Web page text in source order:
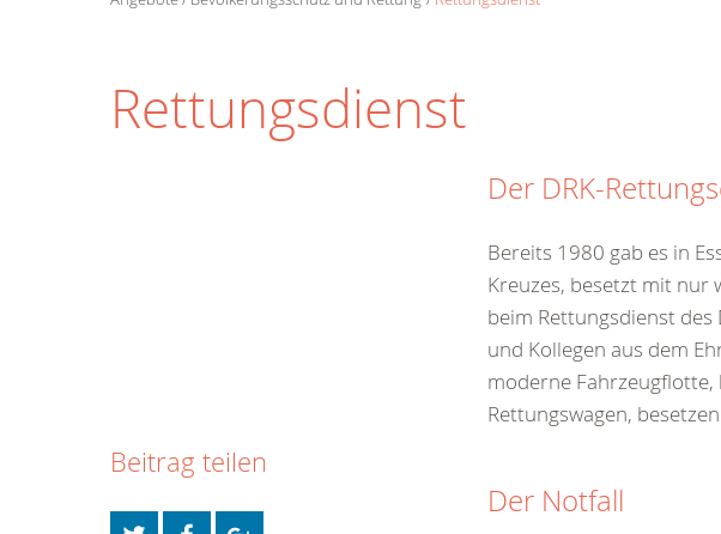
Rettungsdienst
Der DRK-
Bereits 1980 gab es in
Kreuzes, besetzt mit nur
beim Rettungsdienst des
und Kollegen aus dem
moderne
Rettungswagen,
Der Notfall
Beitrag teilen